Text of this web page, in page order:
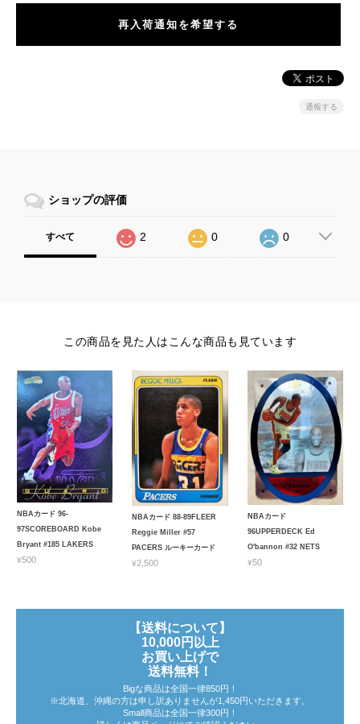
再入荷通知を希望する
通報する
ショップの評価
すべて 2 0 0
この商品を見た人はこんな商品も見ています
NBAカード 96-
97SCOREBOARD Kobe
Bryant #185 LAKERS
¥500
NBAカード 88-89FLEER
Reggie Miller #57
PACERS ルーキーカード
¥2,500
NBAカード
96UPPERDECK Ed
O'bannon #32 NETS
¥50
【送料について】
10,000円以上
お買い上げで
送料無料！
Bigな商品は全国一律850円！
※北海道、沖縄の方は申し訳ありませんが1,450円いただきます。
Small商品は全国一律300円！